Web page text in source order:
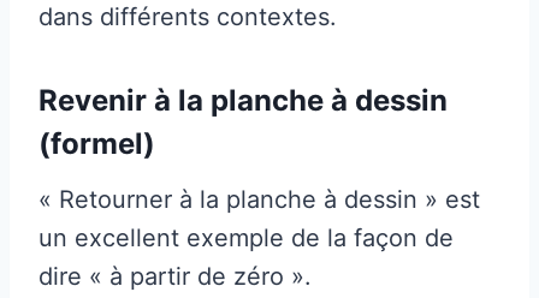
dans différents contextes.
Revenir à la planche à dessin
(formel)
« Retourner à la planche à dessin » est
un excellent exemple de la façon de
dire « à partir de zéro ».